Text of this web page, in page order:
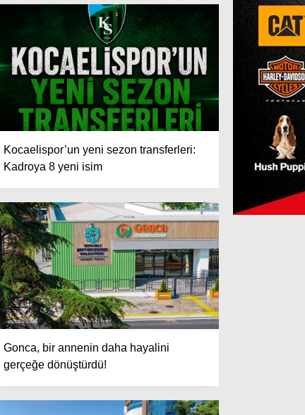
Kocaelispor’un yeni sezon transferleri:
Kadroya 8 yeni isim
Gonca, bir annenin daha hayalini
gerçeğe dönüştürdü!